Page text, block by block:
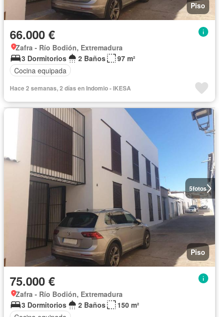
Piso
66.000 €
Zafra - Río Bodión, Extremadura
3 Dormitorios
2 Baños
97 m²
Cocina equipada
Hace 2 semanas, 2 días en Indomio - IKESA
5fotos
Piso
75.000 €
Zafra - Río Bodión, Extremadura
3 Dormitorios
2 Baños
150 m²